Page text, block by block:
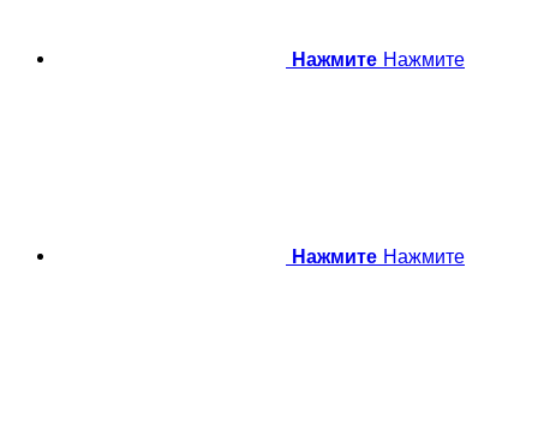
Нажмите Нажмите
Нажмите Нажмите